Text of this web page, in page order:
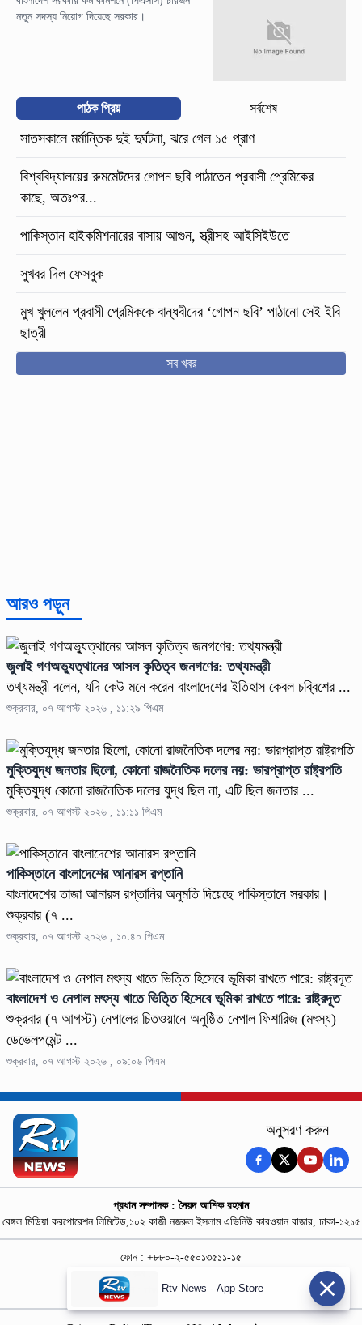
নতুন সদস্য নিয়োগ দিয়েছে সরকার।
পাঠক প্রিয় সর্বশেষ
সাতসকালে মর্মান্তিক দুই দুর্ঘটনা, ঝরে গেল ১৫ প্রাণ
বিশ্ববিদ্যালয়ের রুমমেটদের গোপন ছবি পাঠাতেন প্রবাসী প্রেমিকের
কাছে, অতঃপর...
পাকিস্তান হাইকমিশনারের বাসায় আগুন, স্ত্রীসহ আইসিইউতে
সুখবর দিল ফেসবুক
মুখ খুললেন প্রবাসী প্রেমিককে বান্ধবীদের ‘গোপন ছবি’ পাঠানো সেই ইবি
ছাত্রী
সব খবর
আরও পড়ুন
জুলাই গণঅভ্যুত্থানের আসল কৃতিত্ব জনগণের: তথ্যমন্ত্রী
তথ্যমন্ত্রী বলেন, যদি কেউ মনে করেন বাংলাদেশের ইতিহাস কেবল চব্বিশের ...
শুক্রবার, ০৭ আগস্ট ২০২৬ , ১১:২৯ পিএম
মুক্তিযুদ্ধ জনতার ছিলো, কোনো রাজনৈতিক দলের নয়: ভারপ্রাপ্ত রাষ্ট্রপতি
মুক্তিযুদ্ধ কোনো রাজনৈতিক দলের যুদ্ধ ছিল না, এটি ছিল জনতার ...
শুক্রবার, ০৭ আগস্ট ২০২৬ , ১১:১১ পিএম
পাকিস্তানে বাংলাদেশের আনারস রপ্তানি
বাংলাদেশের তাজা আনারস রপ্তানির অনুমতি দিয়েছে পাকিস্তানে সরকার।
শুক্রবার (৭ ...
শুক্রবার, ০৭ আগস্ট ২০২৬ , ১০:৪০ পিএম
বাংলাদেশ ও নেপাল মৎস্য খাতে ভিত্তি হিসেবে ভূমিকা রাখতে পারে: রাষ্ট্রদূত
শুক্রবার (৭ আগস্ট) নেপালের চিতওয়ানে অনুষ্ঠিত নেপাল ফিশারিজ (মৎস্য)
ডেভেলপমেন্ট ...
শুক্রবার, ০৭ আগস্ট ২০২৬ , ০৯:০৬ পিএম
অনুসরণ করুন
প্রধান সম্পাদক : সৈয়দ আশিক রহমান
বেঙ্গল মিডিয়া করপোরেশন লিমিটেড,১০২ কাজী নজরুল ইসলাম এভিনিউ কারওয়ান বাজার, ঢাকা-১২১৫
ফোন : +৮৮০-২-৫৫০১৩৫১১-১৫
বিজ্ঞাপন :
rtvdigitalad@gmail.com
Rtv News - App Store